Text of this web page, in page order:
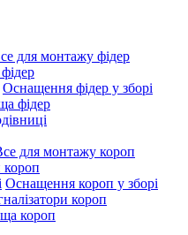
для монтажу фідер
Оснащення фідер у зборі
фідер
для монтажу короп
Оснащення короп у зборі
короп
короп